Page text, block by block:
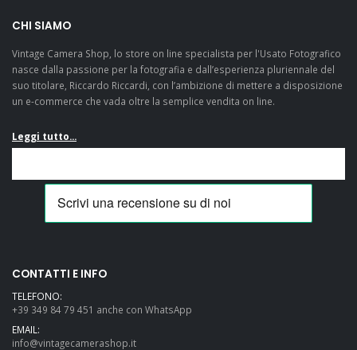
CHI SIAMO
Vintage Camera Shop, lo store on line specialista per l'Usato Fotografico
nasce dalla passione per la fotografia e dall’esperienza pluriennale del
suo titolare, Riccardo Riccardi, con l’ambizione di mettere a disposizione
un e-commerce che vada oltre la semplice vendita on line.
Leggi tutto...
CONTATTI E INFO
TELEFONO:
+39 349 84 79 451 anche con WhatsApp
EMAIL:
info@vintagecamerashop.it